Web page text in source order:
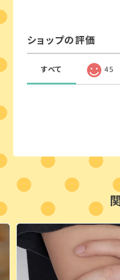
ショップの評価
すべて 45